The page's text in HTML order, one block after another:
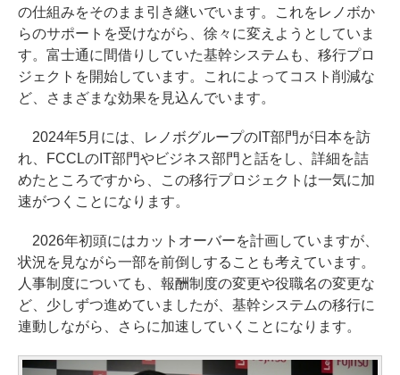
の仕組みをそのまま引き継いでいます。これをレノボか
らのサポートを受けながら、徐々に変えようとしていま
す。富士通に間借りしていた基幹システムも、移行プロ
ジェクトを開始しています。これによってコスト削減な
ど、さまざまな効果を見込んでいます。
2024年5月には、レノボグループのIT部門が日本を訪
れ、FCCLのIT部門やビジネス部門と話をし、詳細を詰
めたところですから、この移行プロジェクトは一気に加
速がつくことになります。
2026年初頭にはカットオーバーを計画していますが、
状況を見ながら一部を前倒しすることも考えています。
人事制度についても、報酬制度の変更や役職名の変更な
ど、少しずつ進めていましたが、基幹システムの移行に
連動しながら、さらに加速していくことになります。